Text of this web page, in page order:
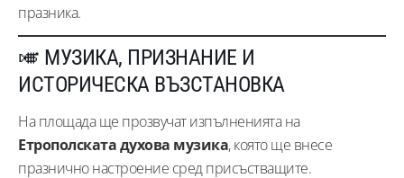
празника.
🎺 МУЗИКА, ПРИЗНАНИЕ И
ИСТОРИЧЕСКА ВЪЗСТАНОВКА
На площада ще прозвучат изпълненията на
Етрополската духова музика, която ще внесе
празнично настроение сред присъстващите.